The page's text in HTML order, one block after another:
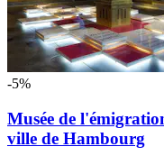
-5%
Musée de
ville de Hambourg